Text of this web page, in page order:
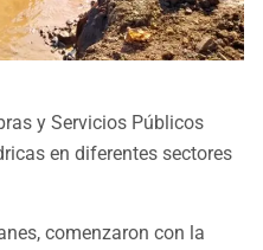
y Servicios Públicos
en diferentes sectores
comenzaron con la